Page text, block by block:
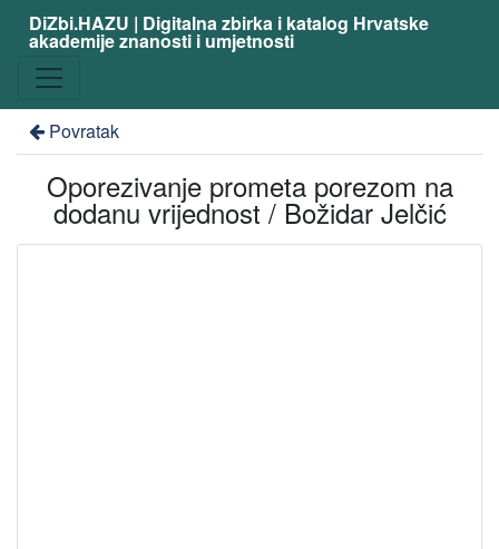
DiZbi.HAZU | Digitalna zbirka i katalog Hrvatske
akademije znanosti i umjetnosti
Povratak
Oporezivanje prometa porezom na
dodanu vrijednost / Božidar Jelčić